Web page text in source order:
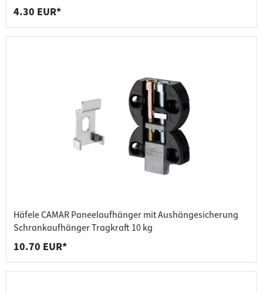
4.30 EUR*
Häfele CAMAR Paneelaufhänger mit Aushängesicherung
Schrankaufhänger Tragkraft 10 kg
10.70 EUR*